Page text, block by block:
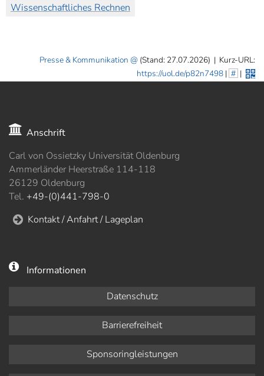
Wissenschaftliches Rechnen
Presse & Kommunikation (Stand: 27.07.2026) | Kurz-URL:
https://uol.de/p82n7498| # |
Anschrift
Carl von Ossietzky Universität Oldenburg
Ammerländer Heerstraße 114-118
26129 Oldenburg
Tel. +49-(0)441-798-0
Kontakt / Anfahrt / Lageplan
Informationen
Datenschutz
Barrierefreiheit
Sponsoringleistungen